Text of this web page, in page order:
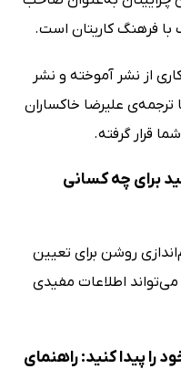
با فرهنگ کاریتان است.
از نشر آموخته و نشر
علیرضا خاکساران
قرار گرفته.
برای چه کسانی
روشن برای تعیین
اطلاعات مفیدی
را پیدا کنید: راهنمای